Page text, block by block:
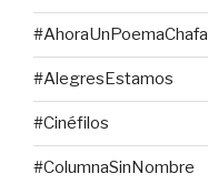
#AhoraUnPoemaChafa
#AlegresEstamos
#Cinéfilos
#ColumnaSinNombre